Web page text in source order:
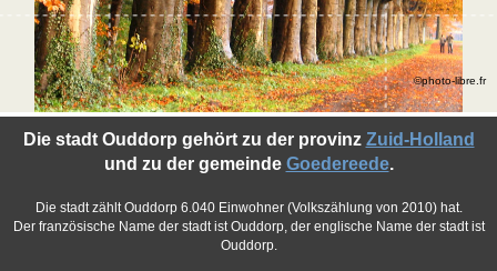
Die stadt Ouddorp gehört zu der provinz Zuid-Holland
und zu der gemeinde Goedereede.
Die stadt zählt Ouddorp 6.040 Einwohner (Volkszählung von 2010) hat.
Der französische Name der stadt ist Ouddorp, der englische Name der stadt ist
Ouddorp.
©photo-libre.fr